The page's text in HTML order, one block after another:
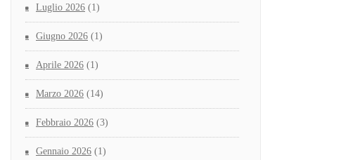
Luglio 2026 (1)
Giugno 2026 (1)
Aprile 2026 (1)
Marzo 2026 (14)
Febbraio 2026 (3)
Gennaio 2026 (1)